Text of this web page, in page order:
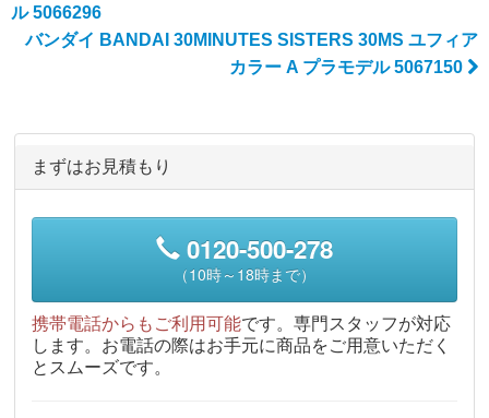
ル 5066296
バンダイ BANDAI 30MINUTES SISTERS 30MS ユフィア
カラー A プラモデル 5067150
まずはお見積もり
0120-500-278
（10時～18時まで）
携帯電話からもご利用可能です。専門スタッフが対応
します。お電話の際はお手元に商品をご用意いただく
とスムーズです。